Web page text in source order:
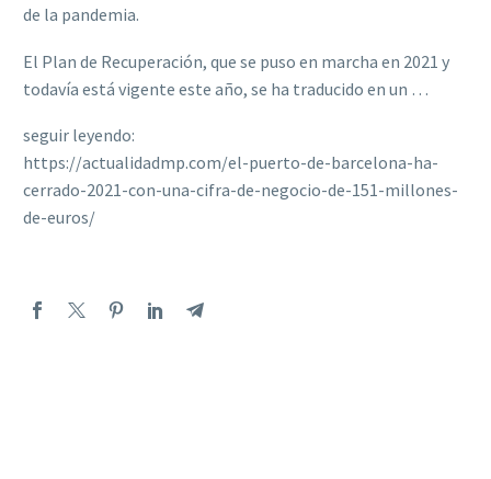
de la pandemia.
El Plan de Recuperación, que se puso en marcha en 2021 y
todavía está vigente este año, se ha traducido en un …
seguir leyendo:
https://actualidadmp.com/el-puerto-de-barcelona-ha-
cerrado-2021-con-una-cifra-de-negocio-de-151-millones-
de-euros/